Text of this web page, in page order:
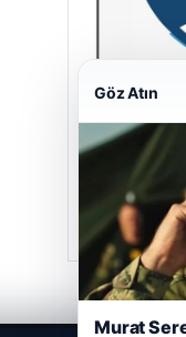
Cengiz
Göz Atın
Murat